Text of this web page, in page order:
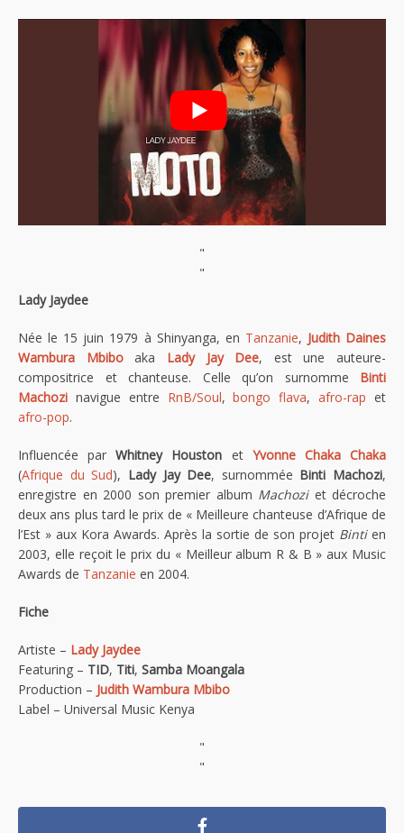
"
"
Lady Jaydee
Née le 15 juin 1979 à Shinyanga, en Tanzanie, Judith Daines
Wambura Mbiboaka Lady Jay Dee, est une auteure-
compositrice et chanteuse. Celle qu’on surnomme Binti
Machozi navigue entre RnB/Soul,bongo flava,afro-rap et
afro-pop.
Influencée parWhitney Houston et Yvonne Chaka Chaka
(Afrique du Sud), Lady Jay Dee, surnommée Binti Machozi,
enregistre en 2000 son premier album Machoziet décroche
deux ans plus tard le prix de « Meilleure chanteuse d’Afrique de
l’Est » aux Kora Awards. Après la sortie de son projet Bintien
2003, elle reçoit le prix du « Meilleur album R & B » aux Music
Awards de Tanzanie en 2004.
Fiche
Artiste – Lady Jaydee
Featuring – TID, Titi, Samba Moangala
Production – Judith Wambura Mbibo
Label – Universal Music Kenya
"
"